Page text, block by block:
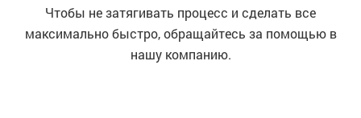
Чтобы не затягивать процесс и сделать все
максимально быстро, обращайтесь за помощью в
нашу компанию.